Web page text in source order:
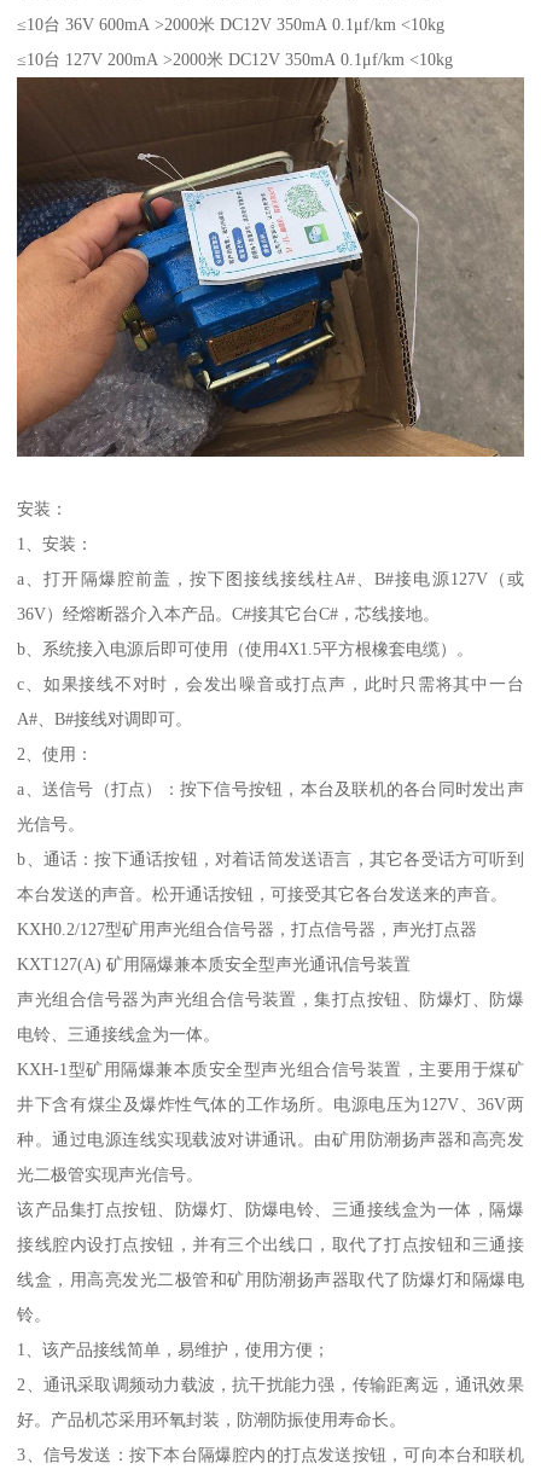
≤10台 36V 600mA >2000米 DC12V 350mA 0.1μf/km <10kg
≤10台 127V 200mA >2000米 DC12V 350mA 0.1μf/km <10kg
安装：
1、安装：
a、打开隔爆腔前盖，按下图接线接线柱A#、B#接电源127V（或
36V）经熔断器介入本产品。C#接其它台C#，芯线接地。
b、系统接入电源后即可使用（使用4X1.5平方根橡套电缆）。
c、如果接线不对时，会发出噪音或打点声，此时只需将其中一台
A#、B#接线对调即可。
2、使用：
a、送信号（打点）：按下信号按钮，本台及联机的各台同时发出声
光信号。
b、通话：按下通话按钮，对着话筒发送语言，其它各受话方可听到
本台发送的声音。松开通话按钮，可接受其它各台发送来的声音。
KXH0.2/127型矿用声光组合信号器，打点信号器，声光打点器
KXT127(A) 矿用隔爆兼本质安全型声光通讯信号装置
声光组合信号器为声光组合信号装置，集打点按钮、防爆灯、防爆
电铃、三通接线盒为一体。
KXH-1型矿用隔爆兼本质安全型声光组合信号装置，主要用于煤矿
井下含有煤尘及爆炸性气体的工作场所。电源电压为127V、36V两
种。通过电源连线实现载波对讲通讯。由矿用防潮扬声器和高亮发
光二极管实现声光信号。
该产品集打点按钮、防爆灯、防爆电铃、三通接线盒为一体，隔爆
接线腔内设打点按钮，并有三个出线口，取代了打点按钮和三通接
线盒，用高亮发光二极管和矿用防潮扬声器取代了防爆灯和隔爆电
铃。
1、该产品接线简单，易维护，使用方便；
2、通讯采取调频动力载波，抗干扰能力强，传输距离远，通讯效果
好。产品机芯采用环氧封装，防潮防振使用寿命长。
3、信号发送：按下本台隔爆腔内的打点发送按钮，可向本台和联机